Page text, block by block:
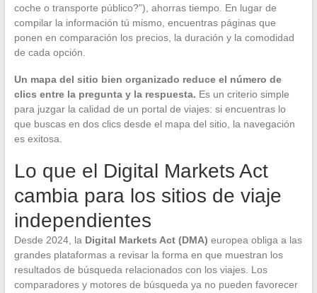
coche o transporte público?”), ahorras tiempo. En lugar de
compilar la información tú mismo, encuentras páginas que
ponen en comparación los precios, la duración y la comodidad
de cada opción.
Un mapa del sitio bien organizado reduce el número de
clics entre la pregunta y la respuesta. Es un criterio simple
para juzgar la calidad de un portal de viajes: si encuentras lo
que buscas en dos clics desde el mapa del sitio, la navegación
es exitosa.
Lo que el Digital Markets Act
cambia para los sitios de viaje
independientes
Desde 2024, la Digital Markets Act (DMA) europea obliga a las
grandes plataformas a revisar la forma en que muestran los
resultados de búsqueda relacionados con los viajes. Los
comparadores y motores de búsqueda ya no pueden favorecer